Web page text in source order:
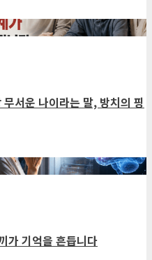
서운 나이라는 말, 방치의 핑
가 기억을 흔듭니다